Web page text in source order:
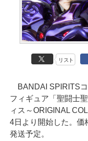
リスト
BANDAI SPIRITSコ
フィギュア「聖闘士
ィス～ORIGINAL
4日より開始した。価
発送予定。